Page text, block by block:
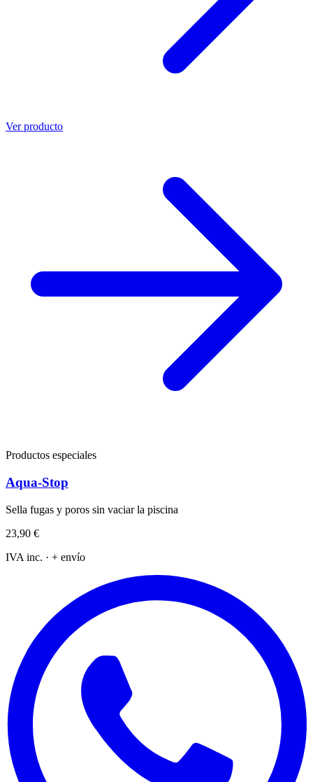
Ver producto
Productos especiales
Aqua-Stop
Sella fugas y poros sin vaciar la piscina
23,90 €
IVA inc. · + envío